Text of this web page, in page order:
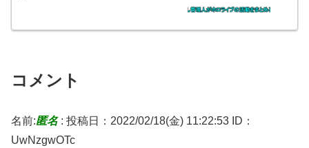
コメント
名前:匿名: 投稿日：2022/02/18(金) 11:22:53 ID：
UwNzgwOTc